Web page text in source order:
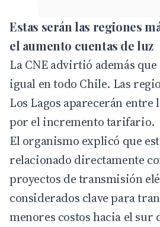
Estas serán las regiones
el aumento cuentas de luz
La CNE advirtió además
igual en todo Chile. Las
Los Lagos aparecerán entre
por el incremento tarifario.
El organismo explicó que
relacionado directamente
proyectos de transmisión
considerados clave para
menores costos hacia el sur